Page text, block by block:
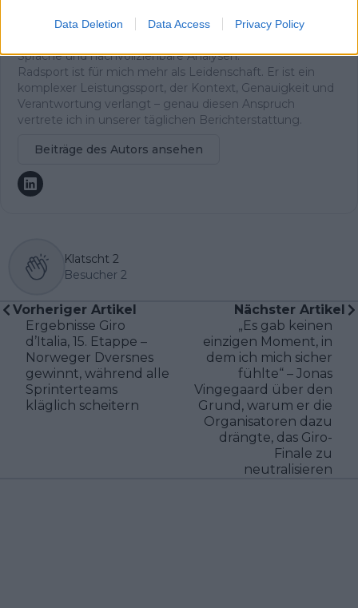
Data Deletion Data Access Privacy Policy
Leitung der Redaktion schreibe und editiere ich selbst
Sprache und nachvollziehbare Analysen.
Radsport ist für mich mehr als Leidenschaft. Er ist ein
komplexer Leistungssport, der Kontext, Genauigkeit und
Verantwortung verlangt – genau diesen Anspruch
vertrete ich in unserer täglichen Berichterstattung.
Beiträge des Autors ansehen
Klatscht 2
Besucher 2
Vorheriger Artikel
Ergebnisse Giro
d’Italia, 15. Etappe –
Norweger Dversnes
gewinnt, während alle
Sprinterteams
kläglich scheitern
Nächster Artikel
„Es gab keinen
einzigen Moment, in
dem ich mich sicher
fühlte“ – Jonas
Vingegaard über den
Grund, warum er die
Organisatoren dazu
drängte, das Giro-
Finale zu
neutralisieren